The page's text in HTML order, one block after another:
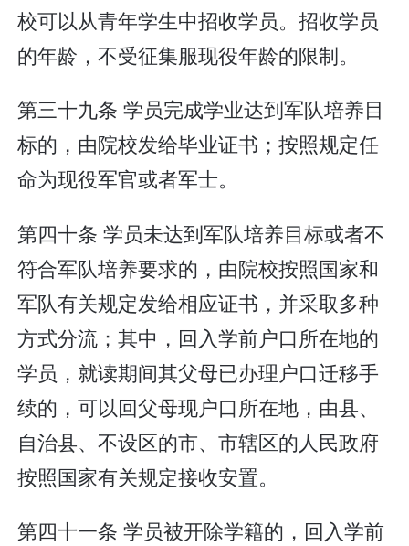
校可以从青年学生中招收学员。招收学员
的年龄，不受征集服现役年龄的限制。
第三十九条 学员完成学业达到军队培养目
标的，由院校发给毕业证书；按照规定任
命为现役军官或者军士。
第四十条 学员未达到军队培养目标或者不
符合军队培养要求的，由院校按照国家和
军队有关规定发给相应证书，并采取多种
方式分流；其中，回入学前户口所在地的
学员，就读期间其父母已办理户口迁移手
续的，可以回父母现户口所在地，由县、
自治县、不设区的市、市辖区的人民政府
按照国家有关规定接收安置。
第四十一条 学员被开除学籍的，回入学前